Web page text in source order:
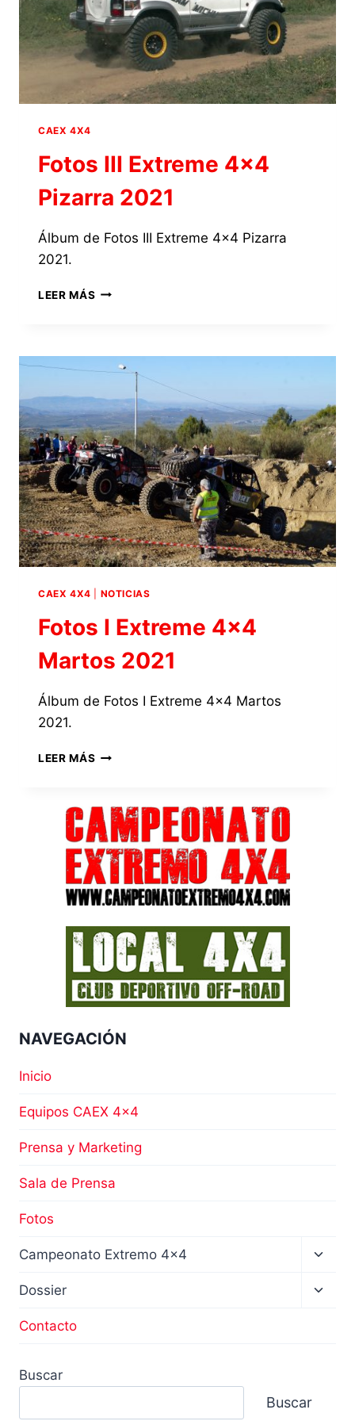
CAEX 4X4
Fotos III Extreme 4×4
Pizarra 2021
Álbum de Fotos III Extreme 4×4 Pizarra
2021.
LEER MÁS FOTOS
PIZARRA
2021
CAEX 4X4 NOTICIAS
Fotos I Extreme 4×4
Martos 2021
Álbum de Fotos I Extreme 4×4 Martos
2021.
LEER MÁS FOTOS
4×4
MARTOS
2021
NAVEGACIÓN
Inicio
Equipos CAEX 4×4
Prensa y Marketing
Sala de Prensa
Fotos
Campeonato Extremo 4×4
hijo
Dossier
Contacto
Buscar
Buscar